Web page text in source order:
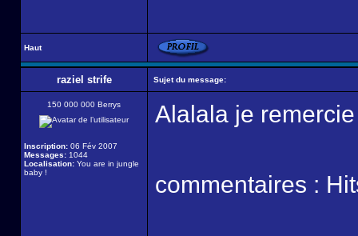
Haut
raziel strife Sujet du message:
150 000 000 Berrys
Inscription: 06 Fév 2007
Messages: 1044
Localisation: You are in jungle
baby !
Alalala je
commentaires :